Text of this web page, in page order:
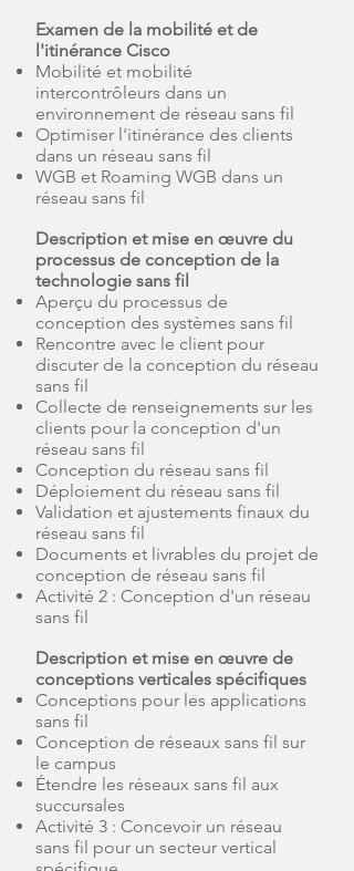
Examen de la mobilité et de
l'itinérance Cisco
Mobilité et mobilité
intercontrôleurs dans un
environnement de réseau sans fil
Optimiser l'itinérance des clients
dans un réseau sans fil
WGB et Roaming WGB dans un
réseau sans fil
Description et mise en œuvre du
processus de conception de la
technologie sans fil
Aperçu du processus de
conception des systèmes sans fil
Rencontre avec le client pour
discuter de la conception du réseau
sans fil
Collecte de renseignements sur les
clients pour la conception d'un
réseau sans fil
Conception du réseau sans fil
Déploiement du réseau sans fil
Validation et ajustements finaux du
réseau sans fil
Documents et livrables du projet de
conception de réseau sans fil
Activité 2 : Conception d'un réseau
sans fil
Description et mise en œuvre de
conceptions verticales spécifiques
Conceptions pour les applications
sans fil
Conception de réseaux sans fil sur
le campus
Étendre les réseaux sans fil aux
succursales
Activité 3 : Concevoir un réseau
sans fil pour un secteur vertical